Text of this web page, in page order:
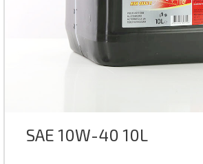
SAE 10W-40 10L